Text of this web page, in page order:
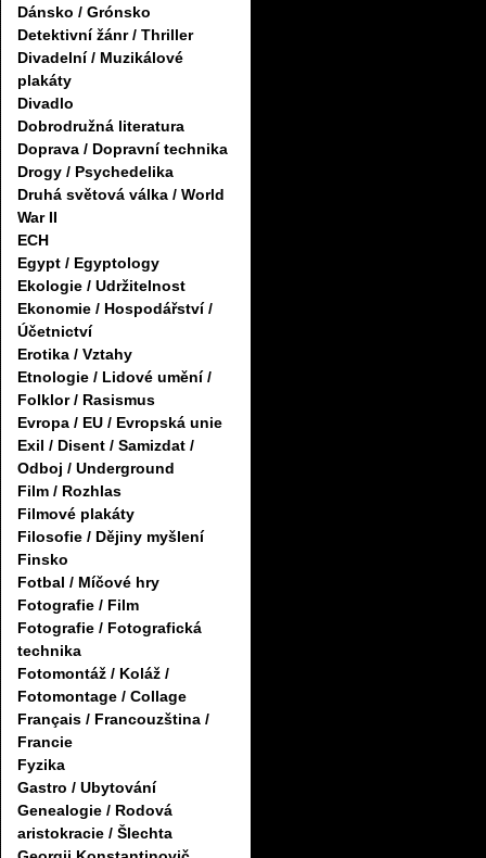
Dánsko / Grónsko
Detektivní žánr / Thriller
Divadelní / Muzikálové
plakáty
Divadlo
Dobrodružná literatura
Doprava / Dopravní technika
Drogy / Psychedelika
Druhá světová válka / World
War II
ECH
Egypt / Egyptology
Ekologie / Udržitelnost
Ekonomie / Hospodářství /
Účetnictví
Erotika / Vztahy
Etnologie / Lidové umění /
Folklor / Rasismus
Evropa / EU / Evropská unie
Exil / Disent / Samizdat /
Odboj / Underground
Film / Rozhlas
Filmové plakáty
Filosofie / Dějiny myšlení
Finsko
Fotbal / Míčové hry
Fotografie / Film
Fotografie / Fotografická
technika
Fotomontáž / Koláž /
Fotomontage / Collage
Français / Francouzština /
Francie
Fyzika
Gastro / Ubytování
Genealogie / Rodová
aristokracie / Šlechta